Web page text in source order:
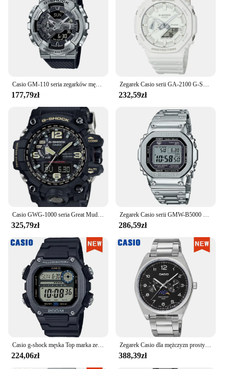
Casio GM-110 seria zegarków męskich G-SHOCK mała stalowa seria armatek prawdziwy czarny złoty wodoodporny sportowy zegarek dla par
177,79zł
Zegarek Casio serii GA-2100 G-SHOCK wielofunkcyjny modny kolorowy zegarek dla par wodoodporny klasyczny zegarek kwarcowy
232,59zł
Casio GWG-1000 seria Great Mud King słoneczna fala radiowa męski zegarek G-SHOCK wielofunkcyjny modny zegarek wodoodporny i odporny na błoto
325,79zł
Zegarek Casio serii GMW-B5000 mały srebrny blok anty-upadek modny metalowy zegarek sportowy G-SHOCK męski wielofunkcyjny wodoodporny
286,59zł
Casio g-shock męska Top marka zestaw wojskowy RELOGIO sportowy cyfrowy 200m wodoodporny zegarek kwarcowy DW-290-1V
224,06zł
Zegarek Casio dla mężczyzn prosty modny wodoodporny zegarek kwarcowy reloj casio hombre darmowa wysyłka seria MTP-M305 nowy model
388,39zł